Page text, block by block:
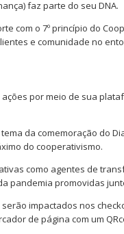
faz parte do seu DNA.
com o 7º princípio do
e comunidade no
por meio de sua
da comemoração do
do cooperativismo.
como agentes de
pandemia promovidas
impactados nos
de página com um